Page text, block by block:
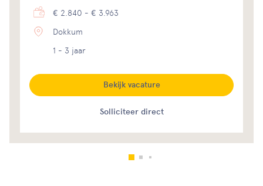
€ 2.840 - € 3.963
Dokkum
1 - 3 jaar
Solliciteer direct
Bekijk vacature